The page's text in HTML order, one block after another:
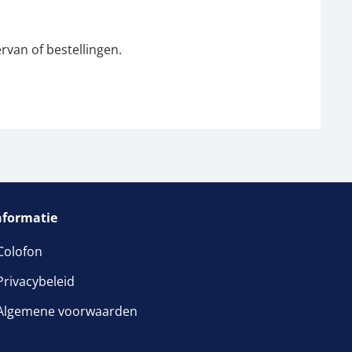
of bestellingen.
voorwaarden